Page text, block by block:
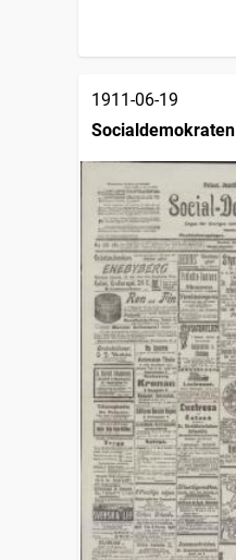
1911-06-19
Socialdemokraten